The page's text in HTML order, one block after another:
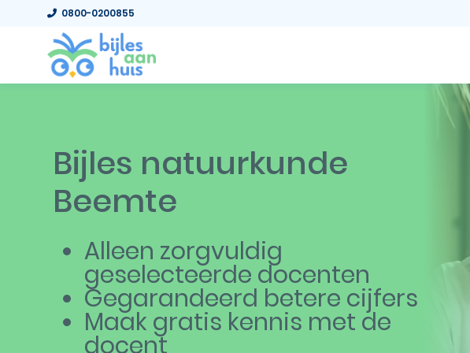
0800-0200855
Bijles natuurkunde
Beemte
Alleen zorgvuldig
geselecteerde docenten
Gegarandeerd betere cijfers
Maak gratis kennis met de
docent